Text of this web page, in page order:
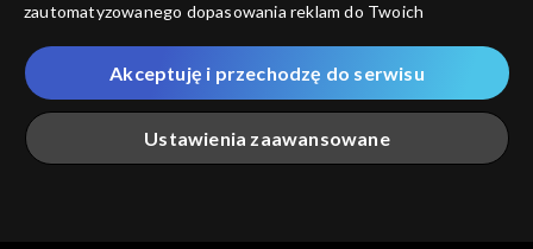
zautomatyzowanego dopasowania reklam do Twoich
które wskazujemy poniżej, a także zgody na udostępnianie
przez nas identyfikatora PPID do Google.
Twoje dane osobowe zbierane podczas odwiedzania przez
Ciebie naszych
poszczególnych serwisówzwanych dalej
„Portalem”, w tym informacje zapisywane za pomocą
Ustawienia zaawansowane
Akceptuję i przechodzę do serwisu